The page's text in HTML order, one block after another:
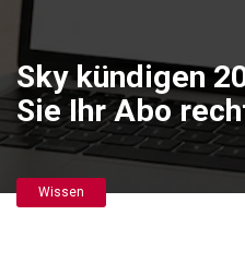
Sky kündigen
Sie Ihr Abo
Wissen